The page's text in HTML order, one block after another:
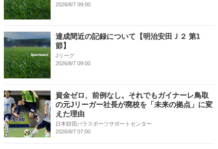
2026/8/7 09:00
達成間近の記録について【明治安田Ｊ２ 第1
節】
Jリーグ
2026/8/7 09:00
資金ゼロ、前例なし。それでもガイナーレ鳥取
の元Jリーガー社長が廃校を「未来の拠点」に変
えた理由
日本財団パラスポーツサポートセンター
2026/8/7 07:00